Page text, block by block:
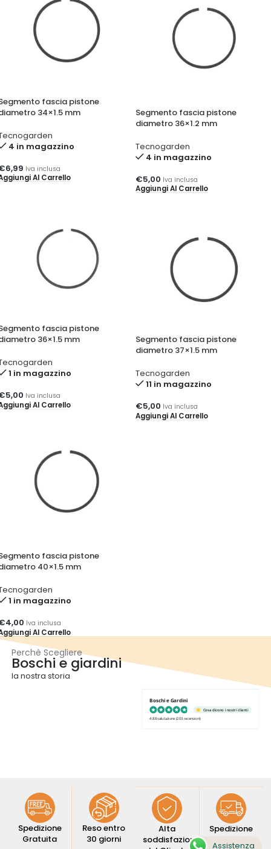
fascia pistone
34×1.5 mm
4 in magazzino
6,99 Iva inclusa
Al Carrello
Segmento fascia pistone
diametro 36×1.2 mm
Tecnogarden
4 in magazzino
€5,00 Iva inclusa
Aggiungi Al Carrello
fascia pistone
36×1.5 mm
1 in magazzino
5,00 Iva inclusa
Al Carrello
Segmento fascia pistone
diametro 37×1.5 mm
Tecnogarden
11 in magazzino
€5,00 Iva inclusa
Aggiungi Al Carrello
fascia pistone
40×1.5 mm
1 in magazzino
4,00 Iva inclusa
Al Carrello
Perchè Scegliere
Boschi e giardini
la nostra storia
Boschi e Gardini
Cosa dicono i nostri clienti
4.88 valutazione (203 recensioni)
Spedizione
Gratuita
Reso entro
30 giorni
Alta
soddisfazione
Spedizione
Assistenza